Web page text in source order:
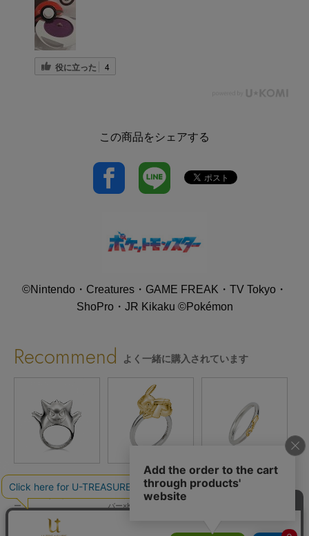
役に立った 4
この商品をシェアする
©Nintendo・Creatures・GAME FREAK・TV Tokyo・
ShoPro・JR Kikaku ©Pokémon
Recommend よく一緒に購入されています
ポケットモンスター
ー
¥47,300
ポケットモンスター
ピカチュウ リング シル
バー×K18イエローゴール
ポケットモンスター
ゲ